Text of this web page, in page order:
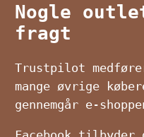
Nogle
fragt
Trustpilot
mange øvrige
gennemgår e-